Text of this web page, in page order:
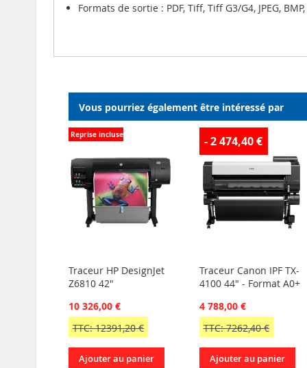
Formats de sortie : PDF, Tiff, Tiff G3/G4, JPEG,
Vous pourriez également être intéressé par
Reprise incluse
Traceur HP DesignJet
Z6810 42"
10 326,00 €
TTC: 12391,20 €
Ajouter au panier
- 2 474,40 €
Traceur Canon IPF TX-
4100 44" - Format A0+
4 788,00 €
TTC: 7262,40 €
Ajouter au panier